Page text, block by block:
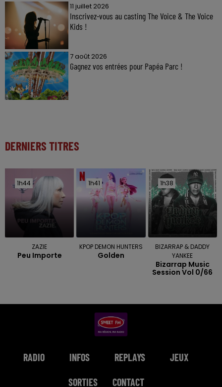
11 juillet 2026
Inscrivez-vous au casting The Voice & The Voice
Kids !
7 août 2026
Gagnez vos entrées pour Papéa Parc !
DERNIERS TITRES
1h44
1h44
ZAZIE
Peu Importe
1h41
1h41
KPOP DEMON HUNTERS
Golden
1h38
1h38
BIZARRAP & DADDY
YANKEE
Bizarrap Music
Session Vol 0/66
RADIO INFOS REPLAYS JEUX
SORTIES CONTACT